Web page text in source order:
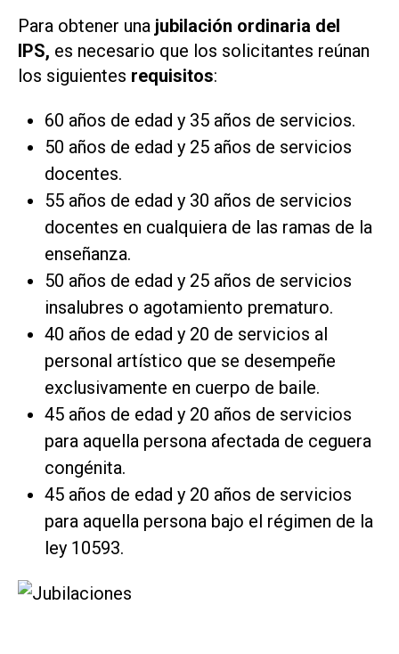
Para obtener una jubilación ordinaria del
IPS, es necesario que los solicitantes reúnan
los siguientes requisitos:
60 años de edad y 35 años de servicios.
50 años de edad y 25 años de servicios
docentes.
55 años de edad y 30 años de servicios
docentes en cualquiera de las ramas de la
enseñanza.
50 años de edad y 25 años de servicios
insalubres o agotamiento prematuro.
40 años de edad y 20 de servicios al
personal artístico que se desempeñe
exclusivamente en cuerpo de baile.
45 años de edad y 20 años de servicios
para aquella persona afectada de ceguera
congénita.
45 años de edad y 20 años de servicios
para aquella persona bajo el régimen de la
ley 10593.